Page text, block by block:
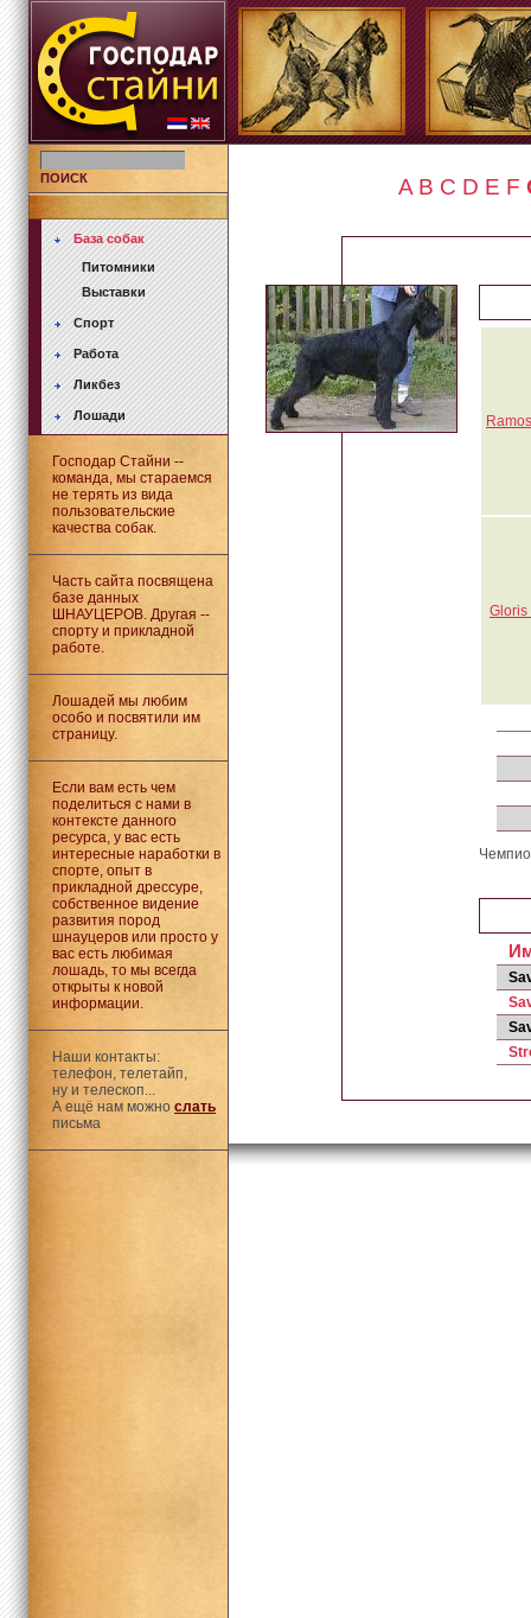
ПОИСК
База собак
Питомники
Выставки
Спорт
Работа
Ликбез
Лошади
Господар Стайни --
команда, мы стараемся
не терять из вида
пользовательские
качества собак.
Часть сайта посвящена
базе данных
ШНАУЦЕРОВ. Другая --
спорту и прикладной
работе.
Лошадей мы любим
особо и посвятили им
страницу.
Если вам есть чем
поделиться с нами в
контексте данного
ресурса, у вас есть
интересные наработки в
спорте, опыт в
прикладной дрессуре,
собственное видение
развития пород
шнауцеров или просто у
вас есть любимая
лошадь, то мы всегда
открыты к новой
информации.
Наши контакты:
телефон, телетайп,
ну и телескоп...
А ещё нам можно слать
письма
A B C D E F
Gloris